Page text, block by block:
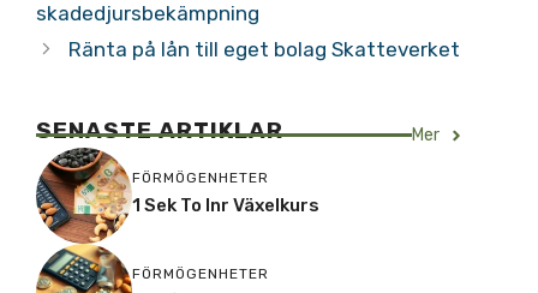
skadedjursbekämpning
Ränta på lån till eget bolag Skatteverket
SENASTE ARTIKLAR Mer
FÖRMÖGENHETER
1 Sek To Inr Växelkurs
FÖRMÖGENHETER